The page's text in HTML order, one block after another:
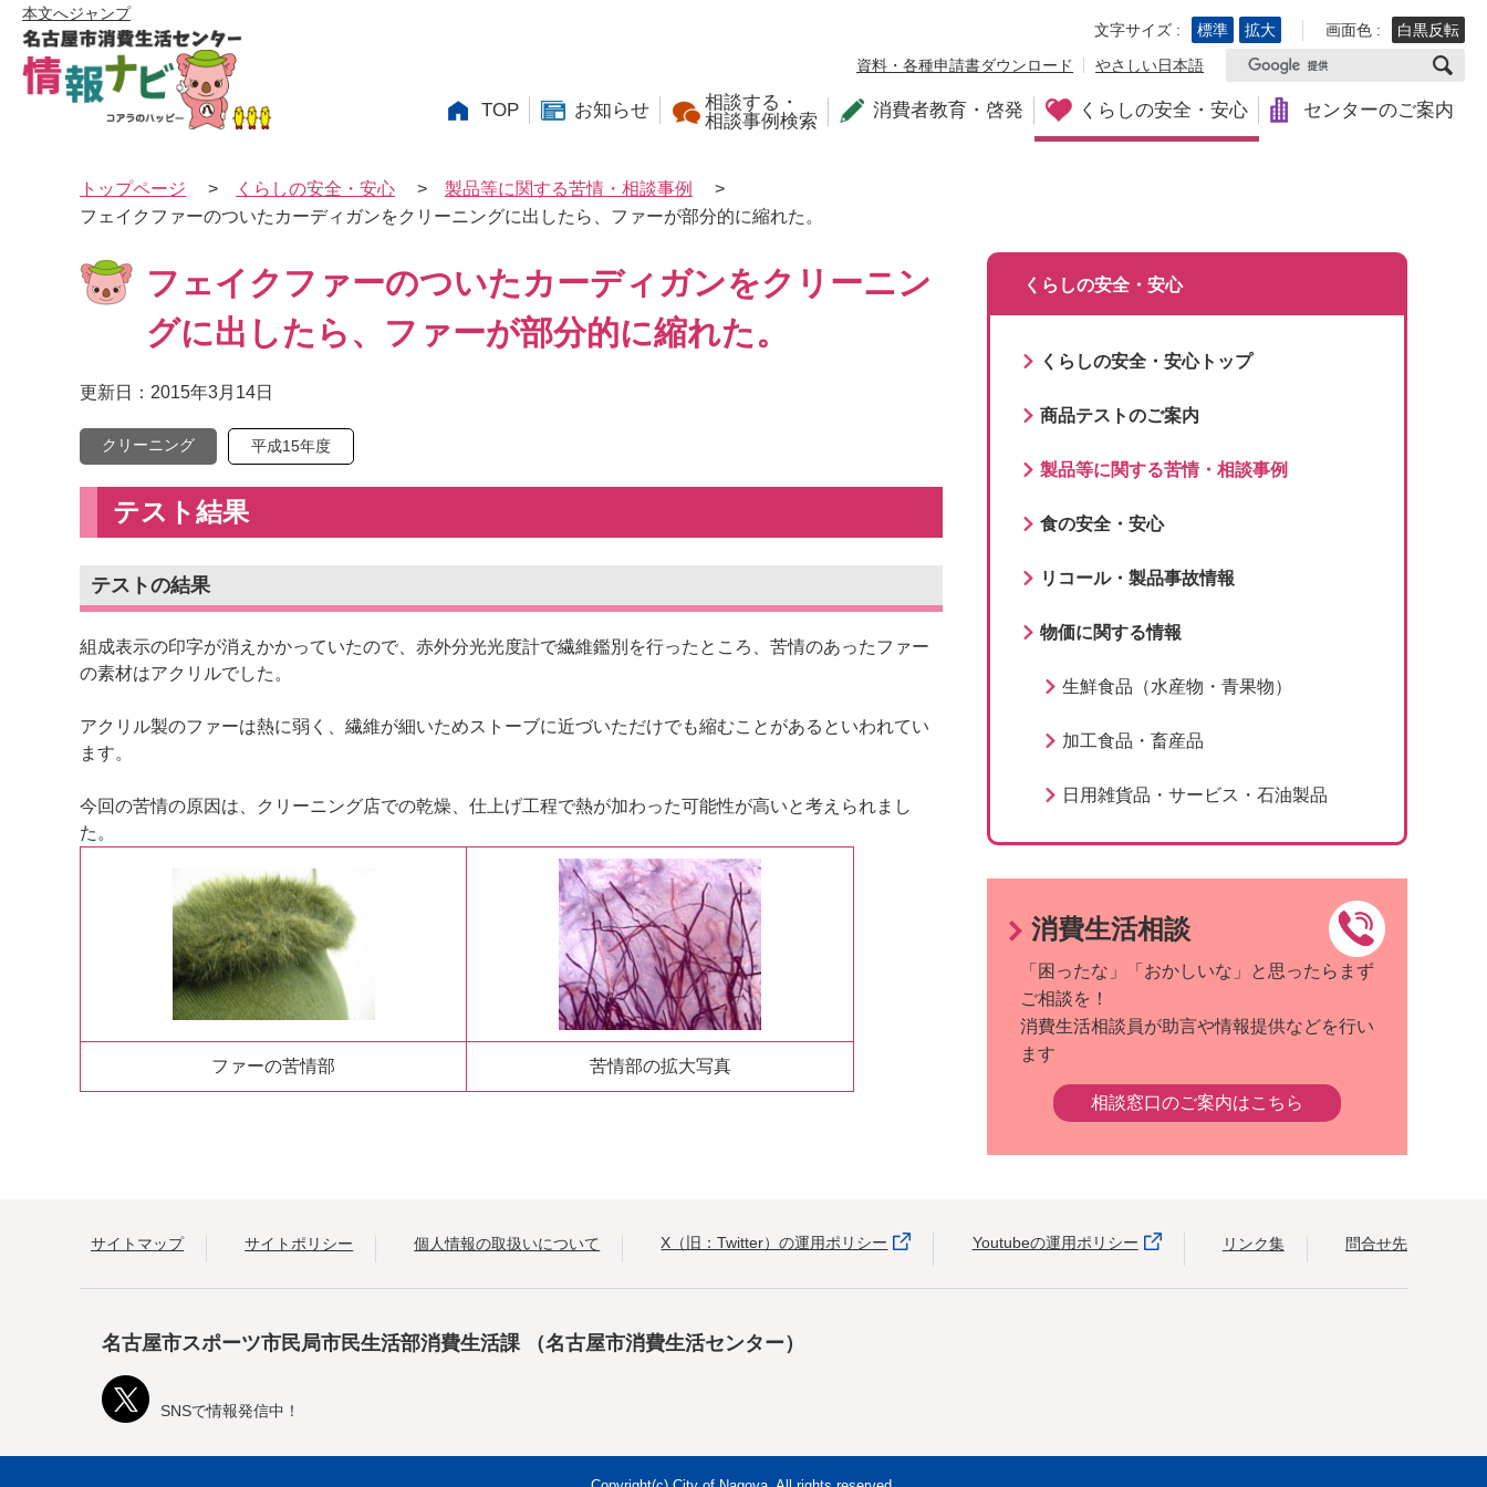
本文へジャンプ
文字サイズ :
標準 拡大 画面色 :
白黒反転
資料・各種申請書ダウンロード
やさしい日本語
TOP お知らせ
相談する・
相談事例検索
消費者教育・啓発 くらしの安全・安心 センターのご案内
トップページ > くらしの安全・安心 > 製品等に関する苦情・相談事例
>
フェイクファーのついたカーディガンをクリーニングに出したら、ファーが部分的に縮れた。
フェイクファーのついたカーディガンをクリーニン
グに出したら、ファーが部分的に縮れた。
更新日：2015年3月14日
クリーニング 平成15年度
テスト結果
テストの結果
組成表示の印字が消えかかっていたので、赤外分光光度計で繊維鑑別を行ったところ、苦情のあったファー
の素材はアクリルでした。
アクリル製のファーは熱に弱く、繊維が細いためストーブに近づいただけでも縮むことがあるといわれてい
ます。
今回の苦情の原因は、クリーニング店での乾燥、仕上げ工程で熱が加わった可能性が高いと考えられまし
た。
ファーの苦情部 苦情部の拡大写真
くらしの安全・安心
くらしの安全・安心トップ
商品テストのご案内
製品等に関する苦情・相談事例
食の安全・安心
リコール・製品事故情報
物価に関する情報
生鮮食品（水産物・青果物）
加工食品・畜産品
日用雑貨品・サービス・石油製品
消費生活相談
「困ったな」「おかしいな」と思ったらまず
ご相談を！
消費生活相談員が助言や情報提供などを行い
ます
相談窓口のご案内はこちら
サイトマップ サイトポリシー 個人情報の取扱いについて X（旧：Twitter）の運用ポリシー Youtubeの運用ポリシー リンク集 問合せ先
名古屋市スポーツ市民局市民生活部消費生活課（名古屋市消費生活センター）
SNSで情報発信中！